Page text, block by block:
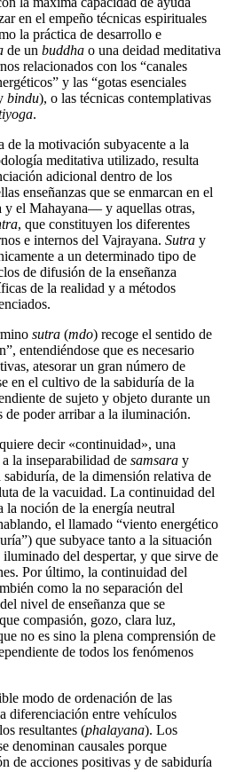
en el empeño técnicas espirituales
la práctica de desarrollo e
de un buddha o una deidad meditativa
relacionados con los “canales
y las “gotas esenciales
bindu), o las técnicas contemplativas
.
de la motivación subyacente a la
meditativa utilizado, resulta
adicional dentro de los
enseñanzas que se enmarcan en el
el Mahayana― y aquellas otras,
, que constituyen los diferentes
e internos del Vajrayana. Sutra y
a un determinado tipo de
de difusión de la enseñanza
de la realidad y a métodos
sutra (mdo) recoge el sentido de
entendiéndose que es necesario
atesorar un gran número de
en el cultivo de la sabiduría de la
de sujeto y objeto durante un
de poder arribar a la iluminación.
decir «continuidad», una
la inseparabilidad de samsara y
de la dimensión relativa de
de la vacuidad. La continuidad del
la noción de la energía neutral
el llamado “viento energético
que subyace tanto a la situación
del despertar, y que sirve de
Por último, la continuidad del
como la no separación del
nivel de enseñanza que se
compasión, gozo, clara luz,
no es sino la plena comprensión de
de todos los fenómenos
modo de ordenación de las
diferenciación entre vehículos
resultantes (phalayana). Los
denominan causales porque
de acciones positivas y de sabiduría